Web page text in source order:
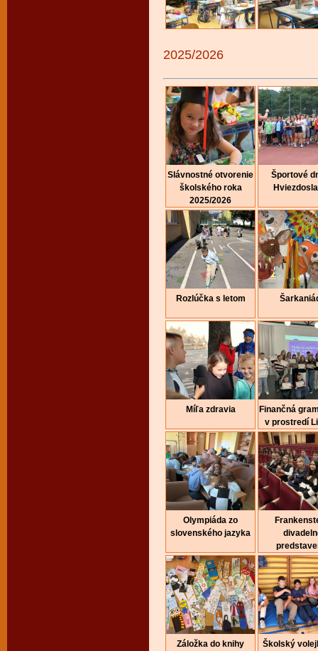
2025/2026
Slávnostné otvorenie
školského roka
2025/2026
Športové
Rozlúčka s letom
Míľa zdravia
Finančná
v prostredí
Olympiáda zo
slovenského jazyka
Záložka do knihy Školský